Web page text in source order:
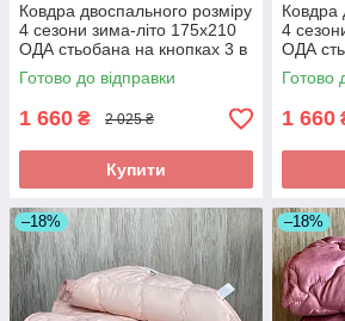
Ковдра двоспального розміру
4 сезони зима-літо 175х210
ОДА стьобана на кнопках 3 в
1, Колір - Бежевий
Готово до відправки
1 660 ₴ 2 025 ₴
Купити
Ковдра
4
ОДА
1,
Готово
1 660
–18% –18%